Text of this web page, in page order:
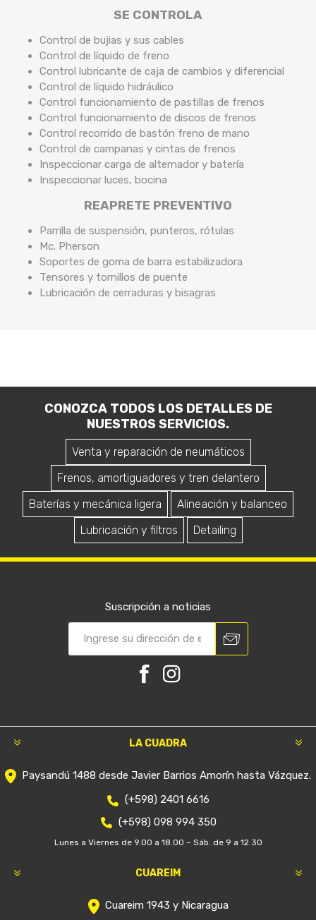
SE CONTROLA
Control de bujias y sus cables
Control de líquido de freno
Control lubricante de caja de cambios y diferencial
Control de líquido hidráulico
Control funcionamiento de pastillas de frenos
Control funcionamiento de discos de frenos
Control recorrido de bastón freno de mano
Control de campanas y cintas de frenos
Inspeccionar carga de alternador y batería
Inspeccionar luces, bocina
REAPRETE PREVENTIVO
Parrilla de suspensión, punteros, rótulas
Mc. Pherson
Soportes de goma de barra estabilizadora
Tensores y tornillos de puente
Lubricación de cerraduras y bisagras
CONOZCA TODOS LOS DETALLES DE
NUESTROS SERVICIOS.
Venta y reparación de neumáticos
Frenos, amortiguadores y tren delantero
Baterías y mecánica ligera
Alineación y balanceo
Lubricación y filtros
Detailing
Suscripción a noticias
LA CUADRA
Paysandú 1488 desde Javier Barrios Amorín hasta Vázquez.
(+598) 2401 6616
(+598) 098 994 350
Lunes a Viernes de 9.00 a 18.00 – Sáb. de 9 a 12.30
CUAREIM
Cuareim 1943 y Nicaragua